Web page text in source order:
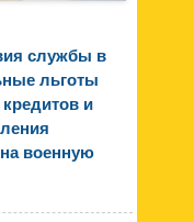
службы в
льготы
и
военную